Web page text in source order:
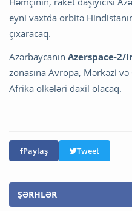
eyni vaxtda orbitə
çıxaracaq.
Azərbaycanın Azerspace-2/
zonasına Avropa, Mərkəzi
Afrika ölkələri daxil olacaq.
Paylaş Tweet
ŞƏRHLƏR